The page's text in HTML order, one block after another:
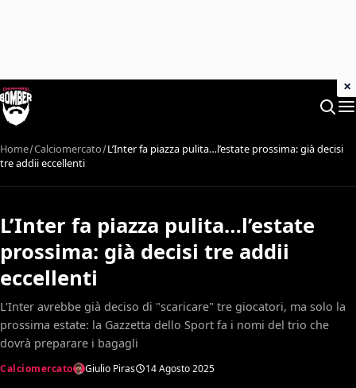
Home Calciomercato L’Inter fa piazza pulita…l’estate prossima: già decisi
tre addii eccellenti
L’Inter fa piazza pulita…l’estate
prossima: già decisi tre addii
eccellenti
L'Inter avrebbe già deciso di "scaricare" tre giocatori, ma solo la
prossima estate: la Gazzetta dello Sport fa i nomi del trio che
dovrà preparare i bagagli
Calciomercato Giulio Piras 14 Agosto 2025
×